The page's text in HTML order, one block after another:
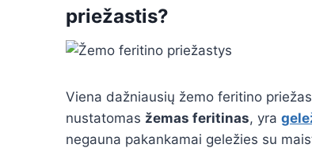
priežastis?
Viena dažniausių žemo feritino
nustatomas žemas feritinas, yra
negauna pakankamai geležies su